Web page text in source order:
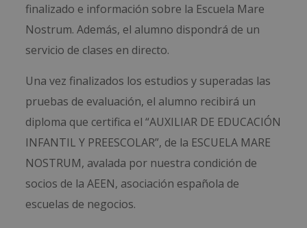
finalizado e información sobre la Escuela Mare
Nostrum. Además, el alumno dispondrá de un
servicio de clases en directo.
Una vez finalizados los estudios y superadas las
pruebas de evaluación, el alumno recibirá un
diploma que certifica el “AUXILIAR DE EDUCACIÓN
INFANTIL Y PREESCOLAR”, de la ESCUELA MARE
NOSTRUM, avalada por nuestra condición de
socios de la AEEN, asociación española de
escuelas de negocios.